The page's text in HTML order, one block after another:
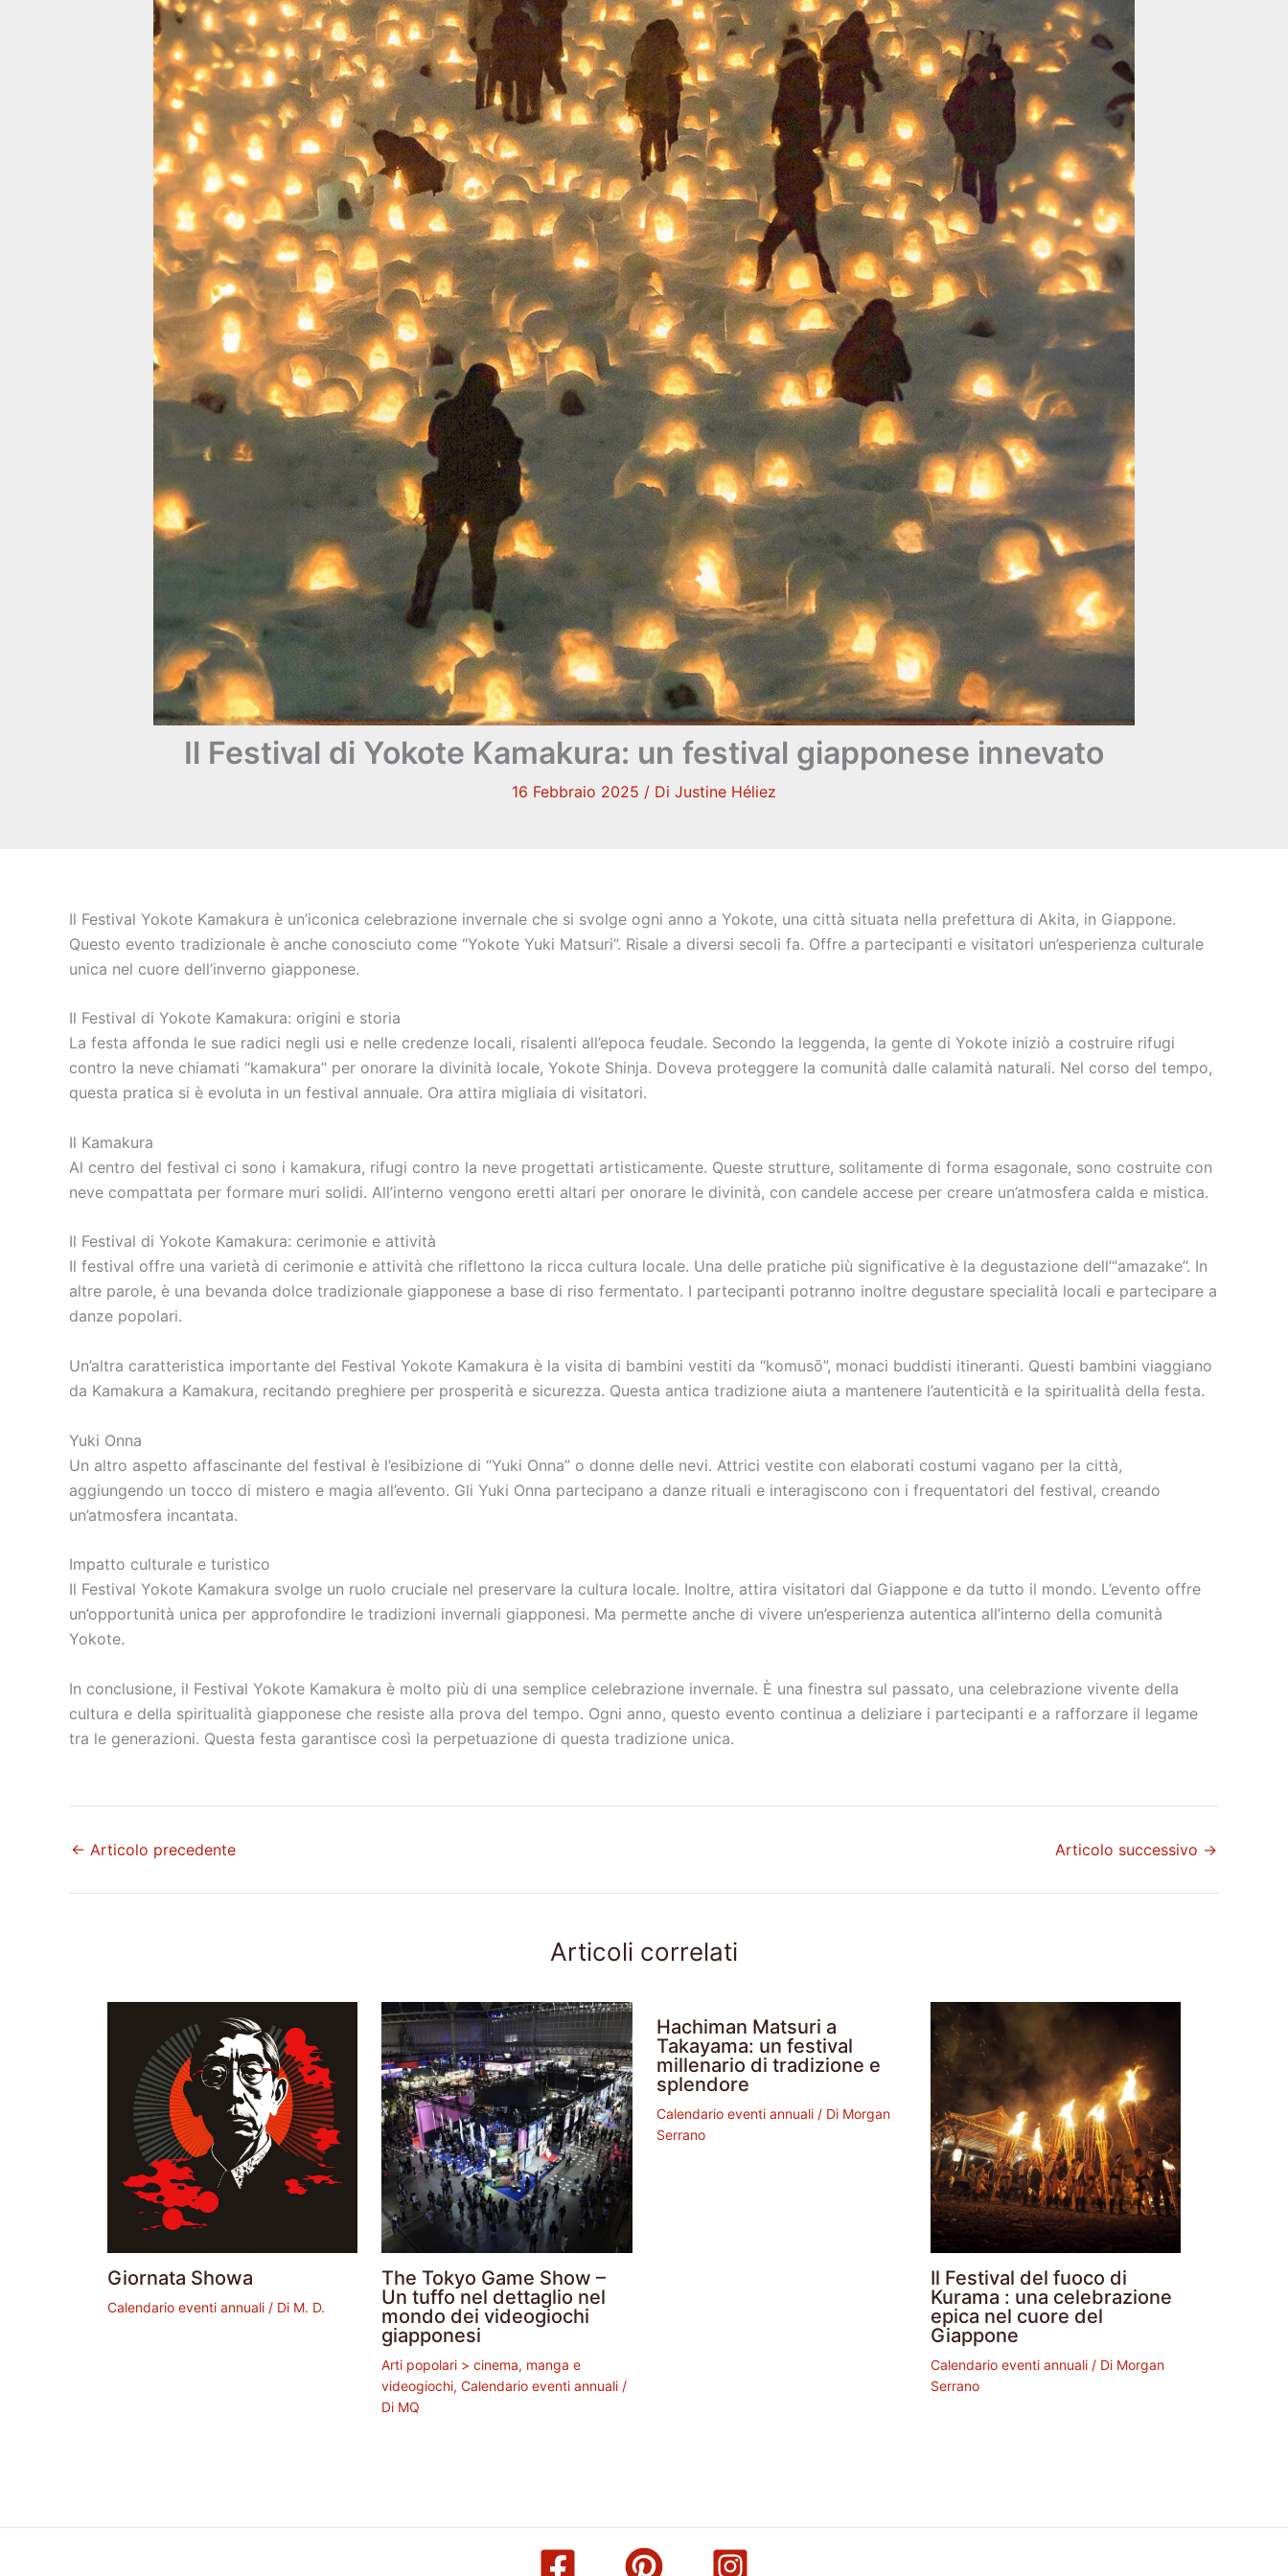
Il Festival di Yokote Kamakura: un festival giapponese innevato
16 Febbraio 2025 / Di Justine Héliez
Il Festival Yokote Kamakura è un’iconica celebrazione invernale che si svolge ogni anno a Yokote, una città situata nella prefettura di Akita, in Giappone.
Questo evento tradizionale è anche conosciuto come “Yokote Yuki Matsuri”. Risale a diversi secoli fa. Offre a partecipanti e visitatori un’esperienza culturale
unica nel cuore dell’inverno giapponese.
Il Festival di Yokote Kamakura: origini e storia
La festa affonda le sue radici negli usi e nelle credenze locali, risalenti all’epoca feudale. Secondo la leggenda, la gente di Yokote iniziò a costruire rifugi
contro la neve chiamati “kamakura” per onorare la divinità locale, Yokote Shinja. Doveva proteggere la comunità dalle calamità naturali. Nel corso del tempo,
questa pratica si è evoluta in un festival annuale. Ora attira migliaia di visitatori.
Il Kamakura
Al centro del festival ci sono i kamakura, rifugi contro la neve progettati artisticamente. Queste strutture, solitamente di forma esagonale, sono costruite con
neve compattata per formare muri solidi. All’interno vengono eretti altari per onorare le divinità, con candele accese per creare un’atmosfera calda e mistica.
Il Festival di Yokote Kamakura: cerimonie e attività
Il festival offre una varietà di cerimonie e attività che riflettono la ricca cultura locale. Una delle pratiche più significative è la degustazione dell’“amazake”. In
altre parole, è una bevanda dolce tradizionale giapponese a base di riso fermentato. I partecipanti potranno inoltre degustare specialità locali e partecipare a
danze popolari.
Un’altra caratteristica importante del Festival Yokote Kamakura è la visita di bambini vestiti da “komusō”, monaci buddisti itineranti. Questi bambini viaggiano
da Kamakura a Kamakura, recitando preghiere per prosperità e sicurezza. Questa antica tradizione aiuta a mantenere l’autenticità e la spiritualità della festa.
Yuki Onna
Un altro aspetto affascinante del festival è l’esibizione di “Yuki Onna” o donne delle nevi. Attrici vestite con elaborati costumi vagano per la città,
aggiungendo un tocco di mistero e magia all’evento. Gli Yuki Onna partecipano a danze rituali e interagiscono con i frequentatori del festival, creando
un’atmosfera incantata.
Impatto culturale e turistico
Il Festival Yokote Kamakura svolge un ruolo cruciale nel preservare la cultura locale. Inoltre, attira visitatori dal Giappone e da tutto il mondo. L’evento offre
un’opportunità unica per approfondire le tradizioni invernali giapponesi. Ma permette anche di vivere un’esperienza autentica all’interno della comunità
Yokote.
In conclusione, il Festival Yokote Kamakura è molto più di una semplice celebrazione invernale. È una finestra sul passato, una celebrazione vivente della
cultura e della spiritualità giapponese che resiste alla prova del tempo. Ogni anno, questo evento continua a deliziare i partecipanti e a rafforzare il legame
tra le generazioni. Questa festa garantisce così la perpetuazione di questa tradizione unica.
← Articolo precedente Articolo successivo →
Articoli correlati
Giornata Showa
Calendario eventi annuali / Di M. D.
The Tokyo Game Show –
Un tuffo nel dettaglio nel
mondo dei videogiochi
giapponesi
Arti popolari > cinema, manga e
videogiochi,Calendario eventi annuali /
Di MQ
Hachiman Matsuri a
Takayama: un festival
millenario di tradizione e
splendore
Calendario eventi annuali/ Di Morgan
Serrano
Il Festival del fuoco di
Kurama : una celebrazione
epica nel cuore del
Giappone
Calendario eventi annuali/ Di Morgan
Serrano